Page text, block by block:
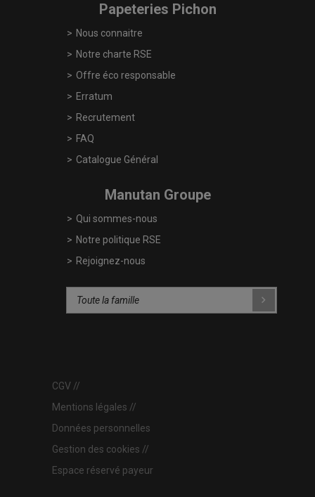
Papeteries Pichon
Nous connaitre
Notre charte RSE
Offre éco responsable
Erratum
Recrutement
FAQ
Catalogue Général
Manutan Groupe
Qui sommes-nous
Notre politique RSE
Rejoignez-nous
CGV
Mentions légales
Données personnelles
Gestion des cookies
Espace réservé payeur